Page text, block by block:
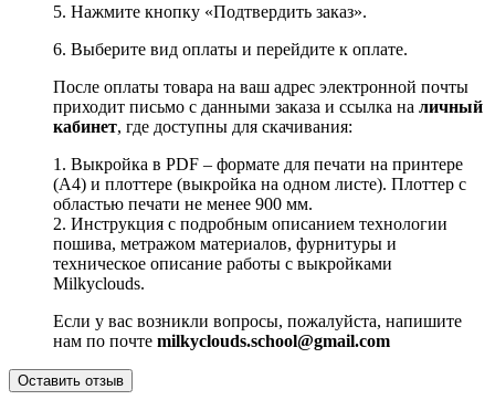
5. Нажмите кнопку «Подтвердить заказ».
6. Выберите вид оплаты и перейдите к оплате.
После оплаты товара на ваш адрес электронной почты
приходит письмо с данными заказа и ссылка на личный
кабинет, где доступны для скачивания:
1. Выкройка в PDF – формате для печати на принтере
(А4) и плоттере (выкройка на одном листе). Плоттер с
областью печати не менее 900 мм.
2. Инструкция с подробным описанием технологии
пошива, метражом материалов, фурнитуры и
техническое описание работы с выкройками
Milkyclouds.
Если у вас возникли вопросы, пожалуйста, напишите
нам по почте milkyclouds.school@gmail.com
Оставить отзыв